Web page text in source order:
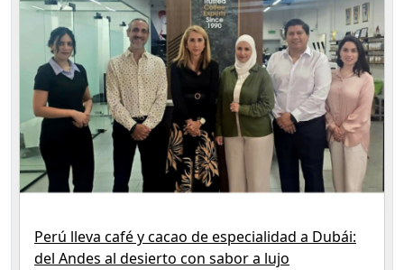
Perú lleva café y cacao de especialidad a Dubái:
del Andes al desierto con sabor a lujo